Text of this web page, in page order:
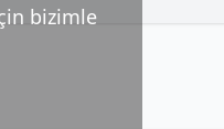
bizimle